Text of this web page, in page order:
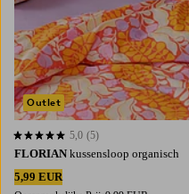
FLORIAN kussensloop organisch
5,99 EUR
5,0 op basis van 5 beoordelingen
5,0 (5)
Outlet